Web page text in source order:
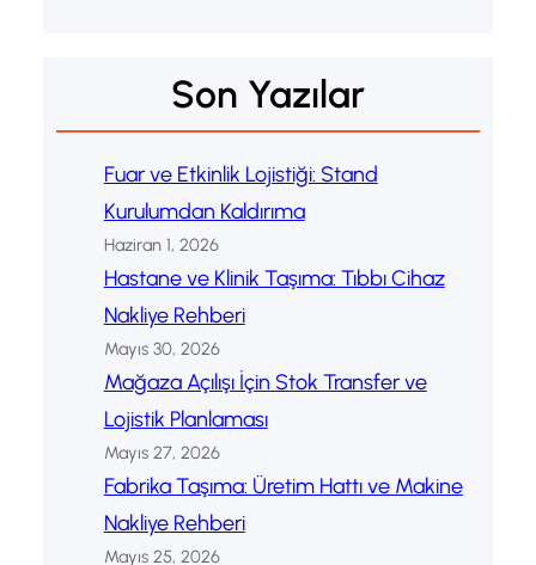
Son Yazılar
Fuar ve Etkinlik Lojistiği: Stand
Kurulumdan Kaldırıma
Haziran 1, 2026
Hastane ve Klinik Taşıma: Tıbbı Cihaz
Nakliye Rehberi
Mayıs 30, 2026
Mağaza Açılışı İçin Stok Transfer ve
Lojistik Planlaması
Mayıs 27, 2026
Fabrika Taşıma: Üretim Hattı ve Makine
Nakliye Rehberi
Mayıs 25, 2026